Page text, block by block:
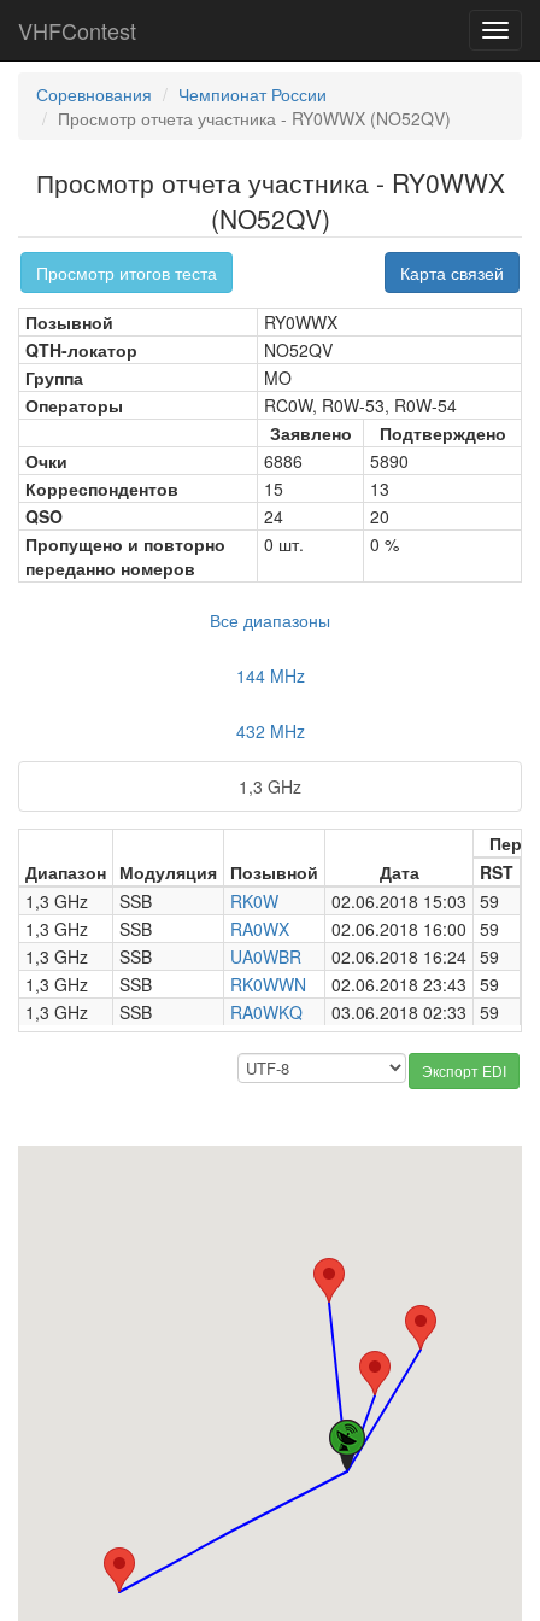
VHFContest
Соревнования
Чемпионат России
Просмотр отчета участника - RY0WWX (NO52QV)
Просмотр отчета участника - RY0WWX
(NO52QV)
Просмотр итогов теста Карта связей
Позывной
RY0WWX
QTH-локатор
NO52QV
Группа
MO
Операторы
RC0W, R0W-53, R0W-54
Заявлено
Подтверждено
Очки
6886
5890
Корреспондентов
15
13
QSO
24
20
Пропущено и повторно
переданно номеров
0 шт. 0 %
Все диапазоны
144 MHz
432 MHz
1,3 GHz
Диапазон Модуляция Позывной Дата
RST
1,3 GHz
SSB RK0W 02.06.2018 15:03 59
1,3 GHz
SSB RA0WX 02.06.2018 16:00 59
1,3 GHz
SSB UA0WBR 02.06.2018 16:24 59
1,3 GHz
SSB RK0WWN 02.06.2018 23:43 59
1,3 GHz
SSB RA0WKQ 03.06.2018 02:33 59
Экспорт EDI